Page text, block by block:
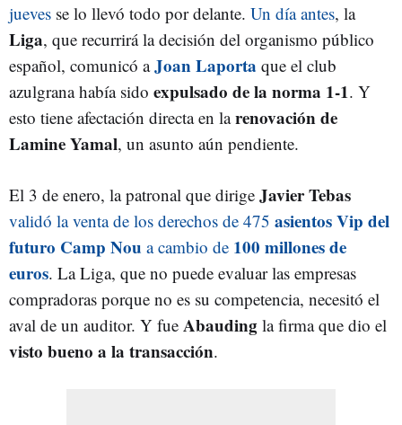
jueves se lo llevó todo por delante. Un día antes, la
Liga, que recurrirá la decisión del organismo público
español, comunicó aJoan Laporta que el club
azulgrana había sido expulsado de la norma 1-1. Y
esto tiene afectación directa en larenovación de
Lamine Yamal, un asunto aún pendiente.
El 3 de enero, la patronal que dirige Javier Tebas
validó la venta de los derechos de 475 asientos Vip del
futuro Camp Nou a cambio de 100 millones de
euros. La Liga, que no puede evaluar las empresas
compradoras porque no es su competencia, necesitó el
aval de un auditor. Y fue Abauding la firma que dio el
visto bueno a la transacción.